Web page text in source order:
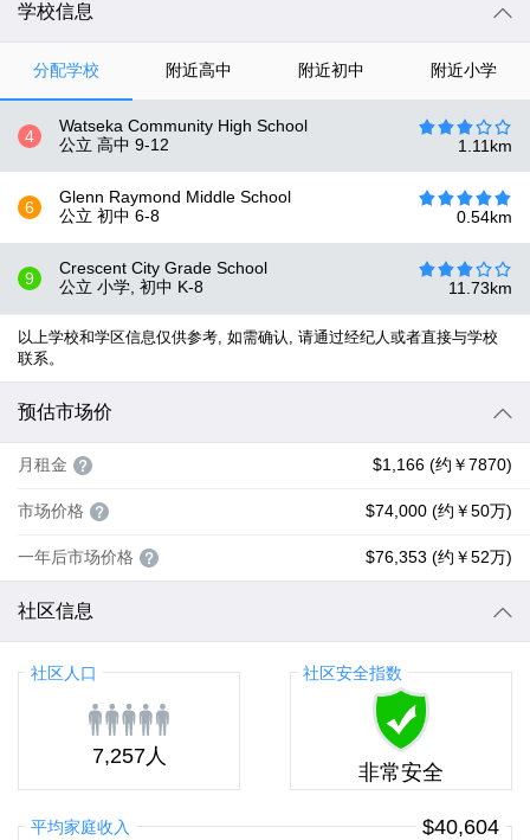
学校信息
分配学校 附近高中 附近初中 附近小学
4
Watseka Community High School
公立 高中 9-12 1.11 km
6
Glenn Raymond Middle School
公立 初中 6-8 0.54km
9
Crescent City Grade School
公立 小学, 初中 K-8 11.73km
以上学校和学区信息仅供参考, 如需确认, 请通过经纪人或者直接与学校
联系。
预估市场价
月租金 $1,166 (约￥7870)
市场价格 $74,000 (约￥50万)
一年后市场价格 $76,353 (约￥52万)
社区信息
社区人口
7,257人
社区安全指数
非常安全
平均家庭收入 $40,604